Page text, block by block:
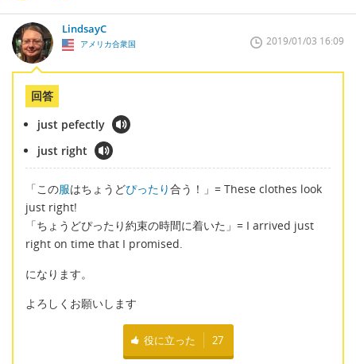
LindsayC
アメリカ合衆国 2019/01/03 16:09
回答
just pefectly
just right
「この服はちょうどぴったり合う！」= These clothes look
just right!
「ちょうどぴったり約束の時間に着いた」= I arrived just
right on time that I promised.
になります。
よろしくお願いします
役に立った 27